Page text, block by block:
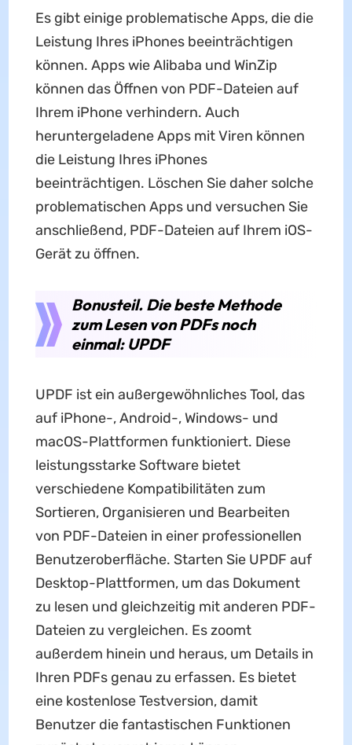
Es gibt einige problematische Apps, die die
Leistung Ihres iPhones beeinträchtigen
können. Apps wie Alibaba und WinZip
können das Öffnen von PDF-Dateien auf
Ihrem iPhone verhindern. Auch
heruntergeladene Apps mit Viren können
die Leistung Ihres iPhones
beeinträchtigen. Löschen Sie daher solche
problematischen Apps und versuchen Sie
anschließend, PDF-Dateien auf Ihrem iOS-
Gerät zu öffnen.
Bonusteil. Die beste Methode
zum Lesen von PDFs noch
einmal: UPDF
UPDF ist ein außergewöhnliches Tool, das
auf iPhone-, Android-, Windows- und
macOS-Plattformen funktioniert. Diese
leistungsstarke Software bietet
verschiedene Kompatibilitäten zum
Sortieren, Organisieren und Bearbeiten
von PDF-Dateien in einer professionellen
Benutzeroberfläche. Starten Sie UPDF auf
Desktop-Plattformen, um das Dokument
zu lesen und gleichzeitig mit anderen PDF-
Dateien zu vergleichen. Es zoomt
außerdem hinein und heraus, um Details in
Ihren PDFs genau zu erfassen. Es bietet
eine kostenlose Testversion, damit
Benutzer die fantastischen Funktionen